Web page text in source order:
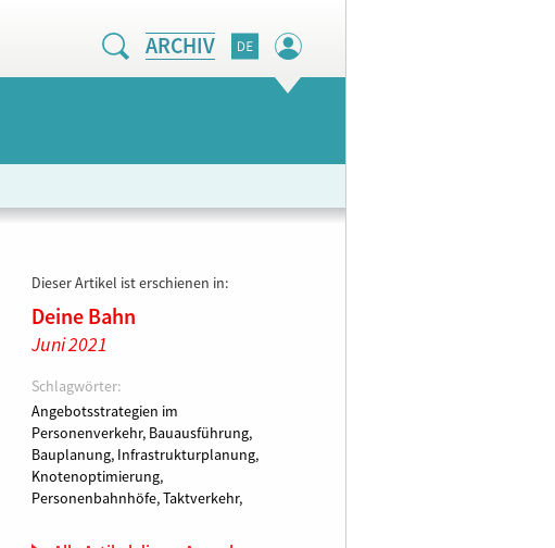
ARCHIV
Dieser Artikel ist erschienen in:
Deine Bahn
Juni 2021
Schlagwörter:
Angebotsstrategien im
Personenverkehr, Bauausführung,
Bauplanung, Infrastrukturplanung,
Knotenoptimierung,
Personenbahnhöfe,Taktverkehr,